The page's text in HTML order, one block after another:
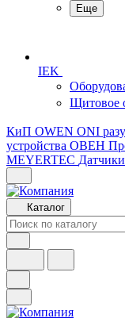
Еще
IEK
Щитовое
КиП OWEN ONI
устройства ОВЕН
MEYERTEC
Каталог